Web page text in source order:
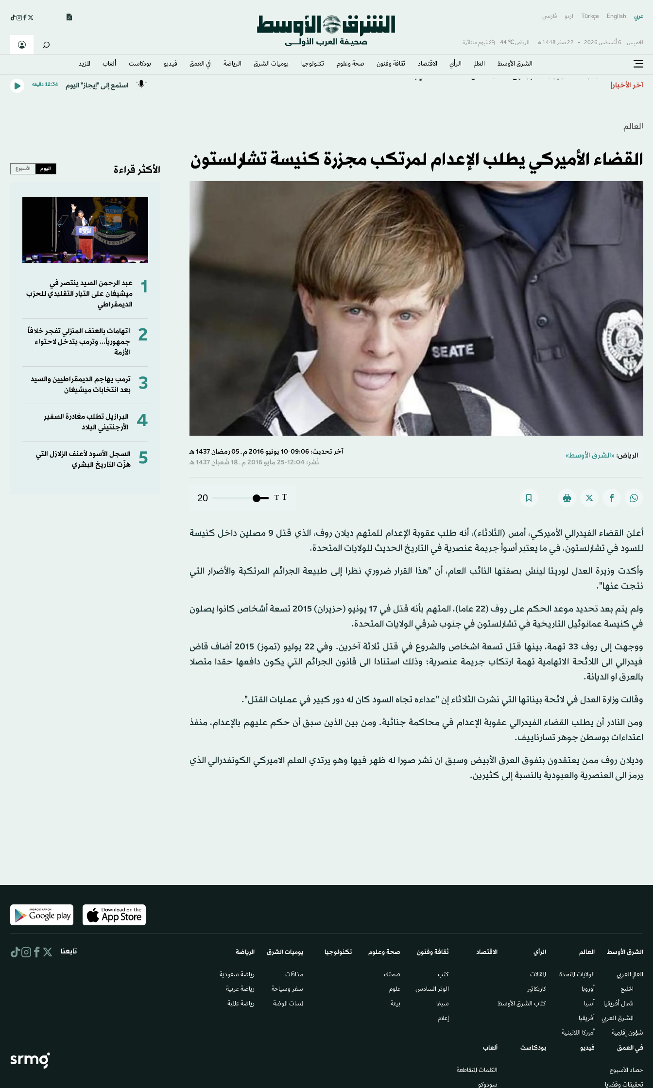
عربي English
Türkçe اردو فارسى
الخميس, 6 أغسطس 2026 - 22 صفَر 1448 هـ الرياض℃
44 غيوم متناثرة
الشرق الأوسط​ العالم الرأي الاقتصاد ثقافة وفنون صحة وعلوم تكنولوجيا يوميات الشرق​ الرياضة في العمق فيديو بودكاست ألعاب المزيد
آخر الأخبار استمع إلى "إيجاز" اليوم 12:34 دقيقه
العالم
القضاء الأميركي يطلب الإعدام لمرتكب مجزرة كنيسة تشارلستون
الرياض: «الشرق الأوسط»
آخر تحديث: 09:06-10 يونيو 2016 م ـ 05 رَمضان 1437 هـ
نُشر: 12:04-25 مايو 2016 م ـ 18 شَعبان 1437 هـ
T
T
20
أعلن القضاء الفيدرالي الأميركي، أمس (الثلاثاء)، أنه طلب عقوبة الإعدام للمتهم ديلان روف، الذي قتل 9 مصلين داخل كنيسة
للسود في تشارلستون، في ما يعتبر أسوأ جريمة عنصرية في التاريخ الحديث للولايات المتحدة.
وأكدت وزيرة العدل لوريتا لينش بصفتها النائب العام، أن "هذا القرار ضروري نظرا إلى طبيعة الجرائم المرتكبة والأضرار التي
نتجت عنها".
ولم يتم بعد تحديد موعد الحكم على روف (22 عاما)، المتهم بأنه قتل في 17 يونيو (حزيران) 2015 تسعة أشخاص كانوا يصلون
في كنيسة عمانوئيل التاريخية في تشارلستون في جنوب شرقي الولايات المتحدة.
ووجهت إلى روف 33 تهمة، بينها قتل تسعة اشخاص والشروع في قتل ثلاثة آخرين. وفي 22 يوليو (تموز) 2015 أضاف قاض
فيدرالي الى اللائحة الاتهامية تهمة ارتكاب جريمة عنصرية؛ وذلك استنادا الى قانون الجرائم التي يكون دافعها حقدا متصلا
بالعرق او الديانة.
وقالت وزارة العدل في لائحة بيناتها التي نشرت الثلاثاء إن "عداءه تجاه السود كان له دور كبير في عمليات القتل".
ومن النادر أن يطلب القضاء الفيدرالي عقوبة الإعدام في محاكمة جنائية. ومن بين الذين سبق أن حكم عليهم بالإعدام، منفذ
اعتداءات بوسطن جوهر تسارناييف.
وديلان روف ممن يعتقدون بتفوق العرق الأبيض وسبق ان نشر صورا له ظهر فيها وهو يرتدي العلم الاميركي الكونفدرالي الذي
يرمز الى العنصرية والعبودية بالنسبة إلى كثيرين.
الأكثر قراءة اليوم الأسبوع
1
عبد الرحمن السيد ينتصر في
ميشيغان على التيار التقليدي للحزب
الديمقراطي
2
اتهامات بالعنف المنزلي تفجر خلافاً
جمهورياً... وترمب يتدخل لاحتواء
الأزمة
3
ترمب يهاجم الديمقراطيين والسيد
بعد انتخابات ميشيغان
4
البرازيل تطلب مغادرة السفير
الأرجنتيني البلاد
5
السجل الأسود لأعنف الزلازل التي
هزّت التاريخ البشري
الشرق الأوسط​
العالم العربي
الخليج
شمال أفريقيا
المشرق العربي
شؤون إقليمية
العالم
الولايات المتحدة
أوروبا
آسيا
أفريقيا
أميركا اللاتينية
الرأي
المقالات
كاريكاتير
كتاب الشرق الأوسط
الاقتصاد ثقافة وفنون
كتب
الوتر السادس​
سينما
إعلام
صحة وعلوم
صحتك
علوم
بيئة
تكنولوجيا يوميات الشرق​
مذاقات
سفر وسياحة
لمسات الموضة
الرياضة
رياضة سعودية
رياضة عربية
رياضة عالمية
في العمق
حصاد الأسبوع
تحقيقات وقضايا
فيديو بودكاست ألعاب
الكلمات المتقاطعة
سودوكو
تابعنا